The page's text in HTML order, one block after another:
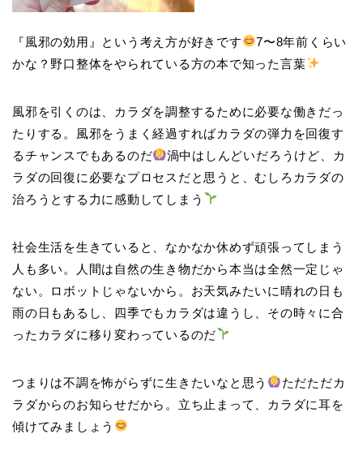
『風邪の効用』という考え方が好きです
7〜8年前くらい
かな？野口整体をやられている方の本で知った言葉
風邪を引くのは、カラダを調整するために必要な働きだっ
たりする。風邪をうまく経過すればカラダの弾力を回復す
るチャンスでもあるのだ
渦中はしんどいだろうけど、カ
ラダの回復に必要なプロセスだと思うと、むしろカラダの
治ろうとする力に感動してしまう
社会生活を生きていると、なかなか休めず頑張ってしまう
人も多い。人間は自然の生き物だから本当は全然一定じゃ
ない。ロボットじゃないから。お天気みたいに晴れの日も
雨の日もあるし、四季でもカラダは違うし、その時々に合
ったカラダに移り変わっているのだ
つまりは不調を怖がらずに生きたいなと思う
ただただカ
ラダからのお知らせだから。立ち止まって、カラダに耳を
傾けてみましょう